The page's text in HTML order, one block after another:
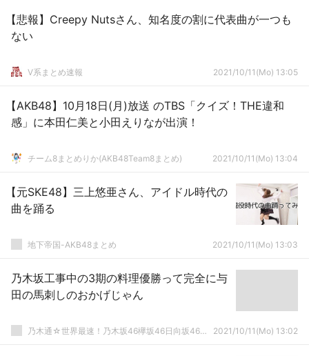
【悲報】Creepy Nutsさん、知名度の割に代表曲が一つも
ない
V系まとめ速報 2021/10/11(Mo) 13:05
【AKB48】10月18日(月)放送 のTBS「クイズ！THE違和
感」に本田仁美と小田えりなが出演！
チーム8まとめりか(AKB48Team8まとめ) 2021/10/11(Mo) 13:04
【元SKE48】三上悠亜さん、アイドル時代の
曲を踊る
地下帝国-AKB48まとめ 2021/10/11(Mo) 13:03
乃木坂工事中の3期の料理優勝って完全に与
田の馬刺しのおかげじゃん
乃木通☆世界最速！乃木坂46欅坂46日向坂46速報まとめ 2021/10/11(Mo) 13:02